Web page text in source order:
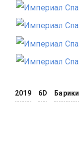
2019 6D Барики